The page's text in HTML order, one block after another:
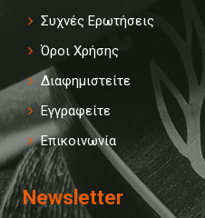
Συχνές Ερωτήσεις
Όροι Χρήσης
Διαφημιστείτε
Εγγραφείτε
Επικοινωνία
Newsletter